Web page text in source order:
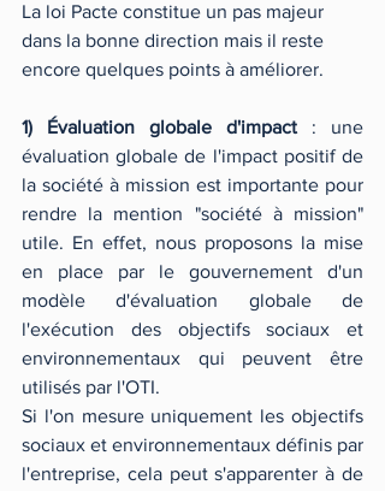
La loi Pacte constitue un pas majeur
dans la bonne direction mais il reste
encore quelques points à améliorer.
1) Évaluation globale d'impact : une
évaluation globale de l'impact positif de
la société à mission est importante pour
rendre la mention "société à mission"
utile. En effet, nous proposons la mise
en place par le gouvernement d'un
modèle d'évaluation globale de
l'exécution des objectifs sociaux et
environnementaux qui peuvent être
utilisés par l'OTI.
Si l'on mesure uniquement les objectifs
sociaux et environnementaux définis par
l'entreprise, cela peut s'apparenter à de